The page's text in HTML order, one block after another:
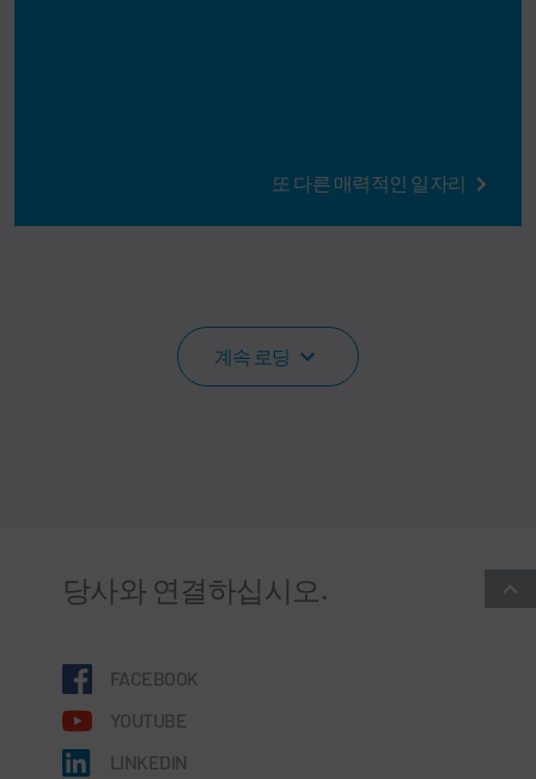
또 다른 매력적인 일자리
계속 로딩
당사와 연결하십시오.
FACEBOOK
YOUTUBE
LINKEDIN